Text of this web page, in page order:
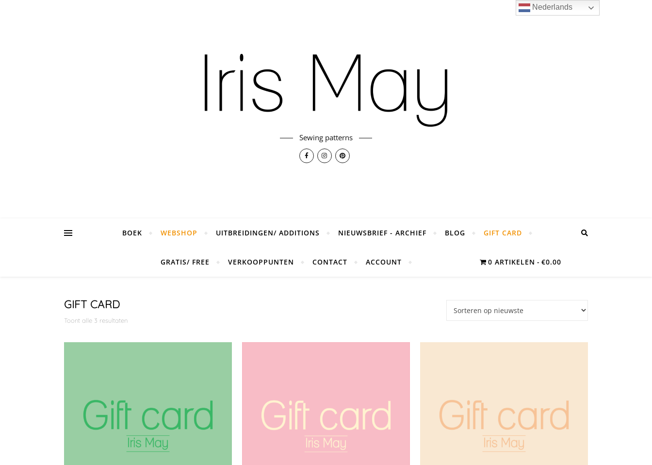
Sewing patterns
BOEK WEBSHOP UITBREIDINGEN/ ADDITIONS NIEUWSBRIEF - ARCHIEF BLOG GIFT CARD
GRATIS/ FREE VERKOOPPUNTEN CONTACT ACCOUNT 0 ARTIKELEN €0.00
GIFT CARD
Toont alle 3 resultaten
Nederlands